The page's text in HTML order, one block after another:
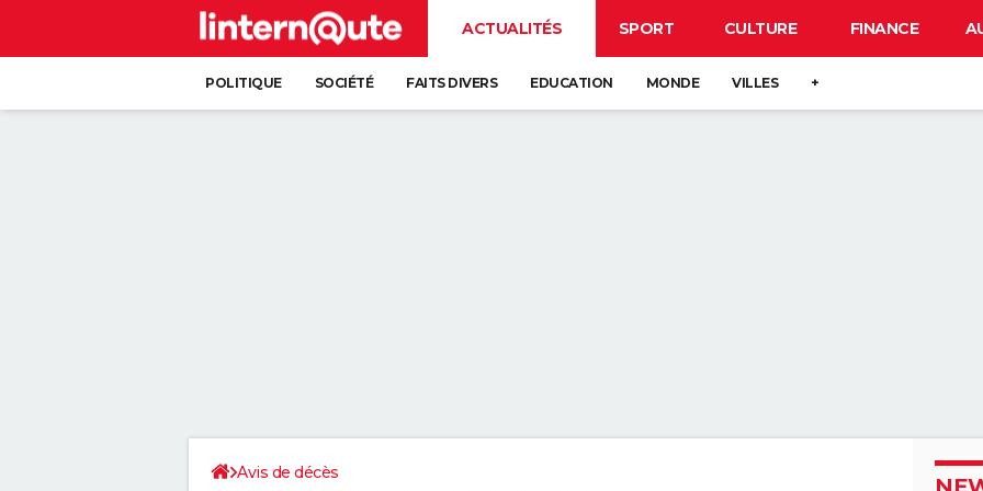
ACTUALITÉS SPORT CULTURE FINANCE
POLITIQUE SOCIÉTÉ FAITS DIVERS EDUCATION MONDE VILLES +
Avis de décès